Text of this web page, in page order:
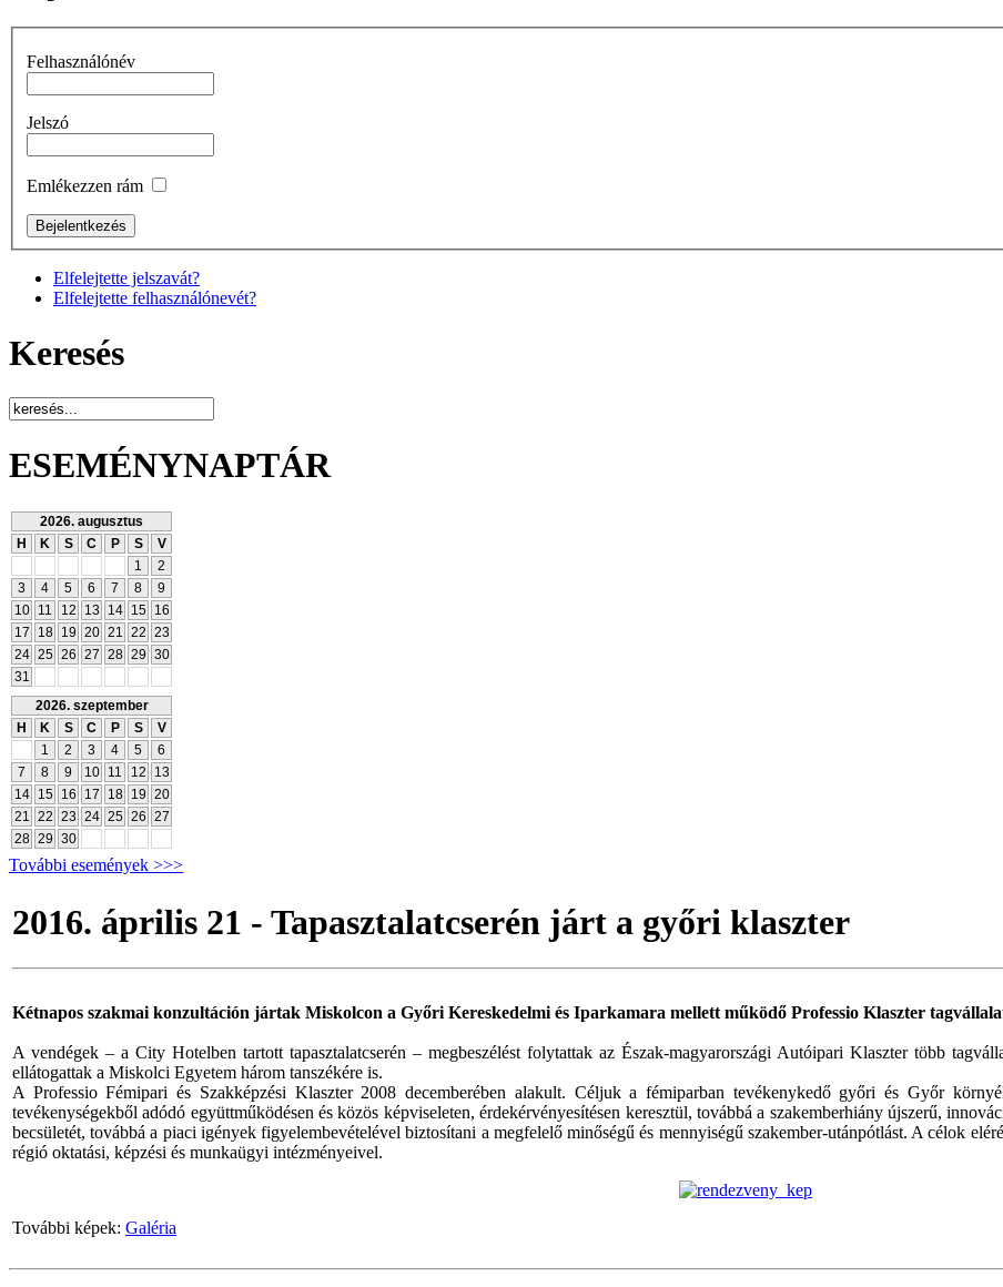
Felhasználónév
Jelszó
Emlékezzen rám
Elfelejtette jelszavát?
Elfelejtette felhasználónevét?
Keresés
ESEMÉNYNAPTÁR
2026. augusztus
H
K S C P S
V
1
2
3
4 5 6 7 8
9
10
11 12 13 14 15
16
17
18 19 20 21 22 23
24 25 26 27 28 29 30
31
2026. szeptember
H
K S C P S
V
1
2 3 4 5
6
7
8 9 10 11 12
13
14
15 16 17 18 19 20
21 22 23 24 25 26 27
28 29 30
További események >>>
2016. április 21 - Tapasztalatcserén járt a győri klaszter
Kétnapos szakmai konzultáción jártak Miskolcon a Győri Kereskedelmi és Iparkamara mellett működő Professio Klaszter
A vendégek – a City Hotelben tartott tapasztalatcserén – megbeszélést folytattak az Észak-magyarországi Autóipari Klaszter több
ellátogattak a Miskolci Egyetem három tanszékére is.
A Professio Fémipari és Szakképzési Klaszter 2008 decemberében alakult. Céljuk a fémiparban tevékenykedő győri és Győr
tevékenységekből adódó együttműködésen és közös képviseleten, érdekérvényesítésen keresztül, továbbá a szakemberhiány újszerű,
becsületét, továbbá a piaci igények figyelembevételével biztosítani a megfelelő minőségű és mennyiségű szakember-utánpótlást. A célok
régió oktatási, képzési és munkaügyi intézményeivel.
További képek: Galéria